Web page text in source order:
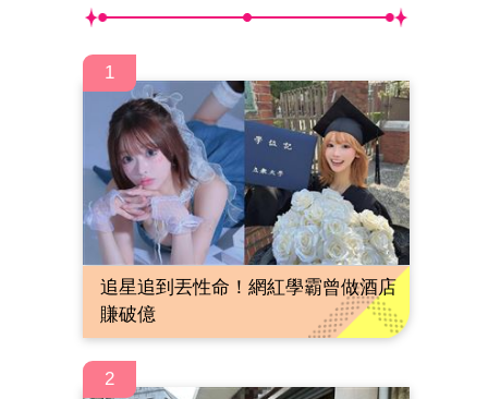
1
追星追到丟性命！網紅學霸曾做酒店
賺破億
2